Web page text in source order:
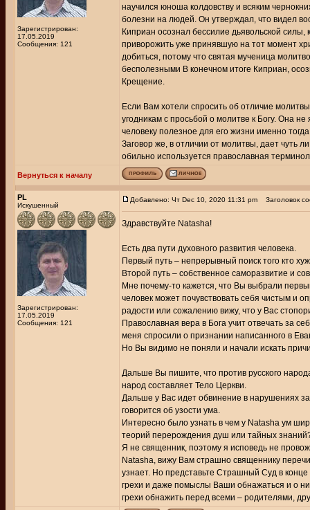
Зарегистрирован:
17.05.2019
Сообщения: 121
научился юноша колдовству и всяким
болезни на людей. Он утверждал, что видел
Киприан осознал бессилие дьявольской
приворожить уже принявшую на тот момент
добиться, потому что святая мученица
бесполезными В конечном итоге Киприан,
Крещение.
Если Вам хотели спросить об отличие
угодникам с просьбой о молитве к Богу. Она
человеку полезное для его жизни именно
Заговор же, в отличии от молитвы, дает чуть
обильно используется православная
Вернуться к началу
PL
Искушенный
Зарегистрирован:
17.05.2019
Сообщения: 121
Добавлено: Чт Dec 10, 2020 11:31 pm Заголовок
Здравствуйте Natasha!
Есть два пути духовного развития человека.
Первый путь – непрерывный поиск того кто
Второй путь – собственное саморазвитие и
Мне почему-то кажется, что Вы выбрали
человек может почувствовать себя чистым и
радости или сожалению вижу, что у Вас
Православная вера в Бога учит отвечать за
меня спросили о признании написанного в
Но Вы видимо не поняли и начали искать
Дальше Вы пишите, что против русского
народ составляет Тело Церкви.
Дальше у Вас идет обвинение в нарушениях
говорится об узости ума.
Интересно было узнать в чем у Natasha ум
теорий перерождения душ или тайных
Я не священник, поэтому я исповедь не
Natasha, вижу Вам страшно священнику
узнает. Но представьте Страшный Суд в
грехи и даже помыслы Ваши обнажаться и о
грехи обнажить перед всеми – родителями,